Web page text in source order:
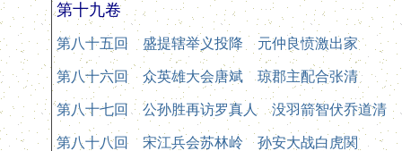
第十九卷
第八十五回 盛提辖举义投降 元仲良愤激出家
第八十六回 众英雄大会唐斌 琼郡主配合张清
第八十七回 公孙胜再访罗真人 没羽箭智伏乔道清
第八十八回 宋江兵会苏林岭 孙安大战白虎関